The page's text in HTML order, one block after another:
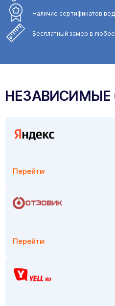
Наличие сертификатов
Бесплатный замер в
НЕЗАВИСИМЫЕ
Перейти
Перейти